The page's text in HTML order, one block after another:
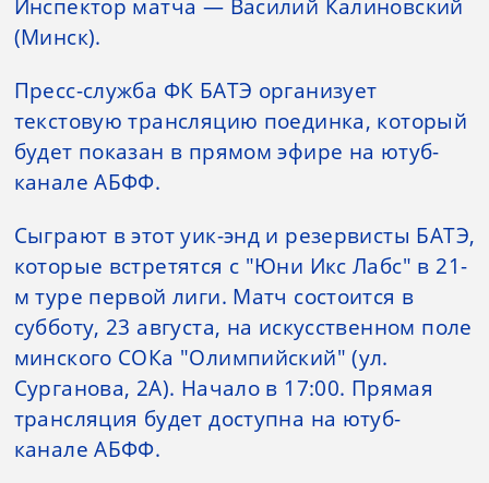
Инспектор матча — Василий Калиновский
(Минск).
Пресс-служба ФК БАТЭ организует
текстовую трансляцию поединка, который
будет показан в прямом эфире на ютуб-
канале АБФФ.
Сыграют в этот уик-энд и резервисты БАТЭ,
которые встретятся с "Юни Икс Лабс" в 21-
м туре первой лиги. Матч состоится в
субботу, 23 августа, на искусственном поле
минского СОКа "Олимпийский" (ул.
Сурганова, 2А). Начало в 17:00. Прямая
трансляция будет доступна на ютуб-
канале АБФФ.